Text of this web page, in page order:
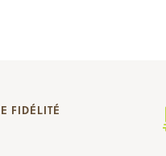
FIDÉLITÉ